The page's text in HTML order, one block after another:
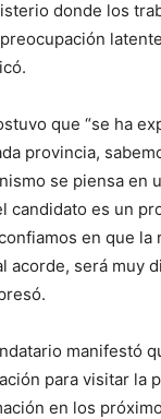
donde los
que “se ha
provincia,
se piensa en
candidato es un
en que la
acorde, será muy
manifestó
para visitar la
en los